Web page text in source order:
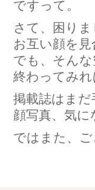
ですって。
さて、困り
お互い顔を
でも、そん
終わってみ
掲載誌はま
顔写真、気
ではまた、